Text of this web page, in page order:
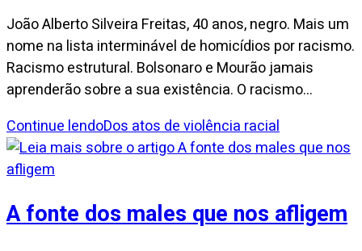
João Alberto Silveira Freitas, 40 anos, negro. Mais um
nome na lista interminável de homicídios por racismo.
Racismo estrutural. Bolsonaro e Mourão jamais
aprenderão sobre a sua existência. O racismo…
Continue lendoDos atos de violência racial
A fonte dos males que nos afligem